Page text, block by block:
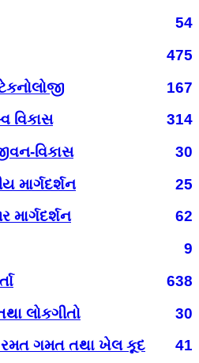
54
475
167
વિકાસ
314
વિકાસ
30
માર્ગદર્શન
25
62
9
638
લોકગીતો
30
રમત ગમત તથા ખેલ કૂદ
41